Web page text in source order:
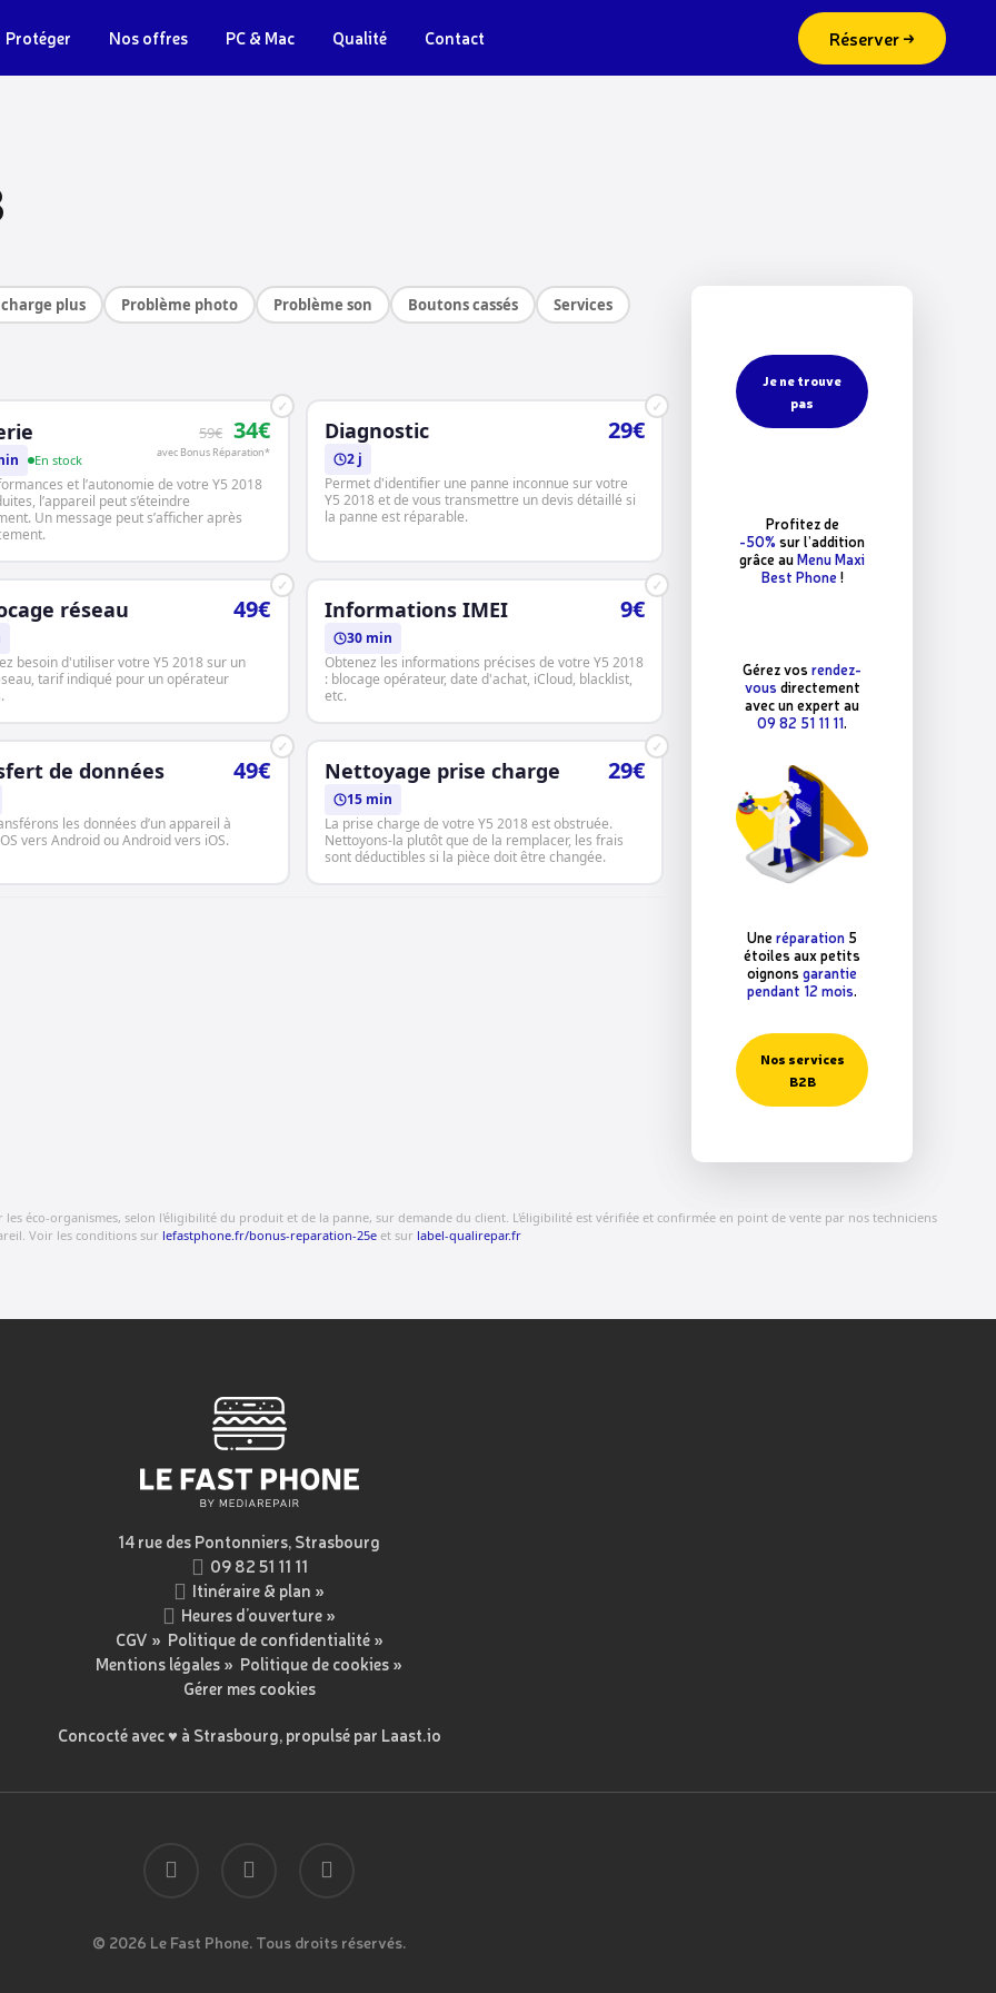
Protéger Nos offres PC & Mac Qualité Contact Réserver →
plus Problème photo Problème son Boutons cassés Services
✓
59€ 34€
avec Bonus Réparation*
En stock
et l’autonomie de votre Y5 2018
l’appareil peut s’éteindre
Un message peut s’afficher après
✓
Diagnostic 29€
2 j
Permet d'identifier une panne inconnue sur votre
Y5 2018 et de vous transmettre un devis détaillé si
la panne est réparable.
✓
réseau 49€
besoin d'utiliser votre Y5 2018 sur un
tarif indiqué pour un opérateur
✓
Informations IMEI 9€
30 min
Obtenez les informations précises de votre Y5 2018
: blocage opérateur, date d'achat, iCloud, blacklist,
etc.
✓
de données 49€
les données d’un appareil à
vers Android ou Android vers iOS.
✓
Nettoyage prise charge 29€
15 min
La prise charge de votre Y5 2018 est obstruée.
Nettoyons-la plutôt que de la remplacer, les frais
sont déductibles si la pièce doit être changée.
Je ne trouve
pas
Profitez de
-50% sur l’addition
grâce auMenu Maxi
Best Phone !
Gérez vosrendez-
vous directement
avec un expert au
09 82 51 11 11.
Uneréparation 5
étoiles aux petits
oignonsgarantie
pendant 12 mois.
Nos services
B2B
éco-organismes, selon l'éligibilité du produit et de la panne, sur demande du client. L'éligibilité est vérifiée et confirmée en point de vente par nos techniciens
Voir les conditions sur lefastphone.fr/bonus-reparation-25e et sur label-qualirepar.fr
14 rue des Pontonniers, Strasbourg
09 82 51 11 11
Itinéraire & plan »
Heures d’ouverture »
CGV » Politique de confidentialité»
Mentions légales» Politique de cookies »
Gérer mes cookies
Concocté avec ♥ à Strasbourg, propulsé par Laast.io
© 2026 Le Fast Phone. Tous droits réservés.